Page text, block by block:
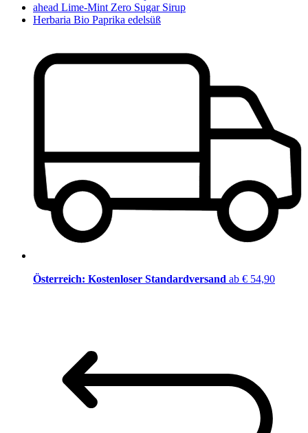
ahead Lime-Mint Zero Sugar Sirup
Herbaria Bio Paprika edelsüß
Österreich: Kostenloser Standardversand ab € 54,90